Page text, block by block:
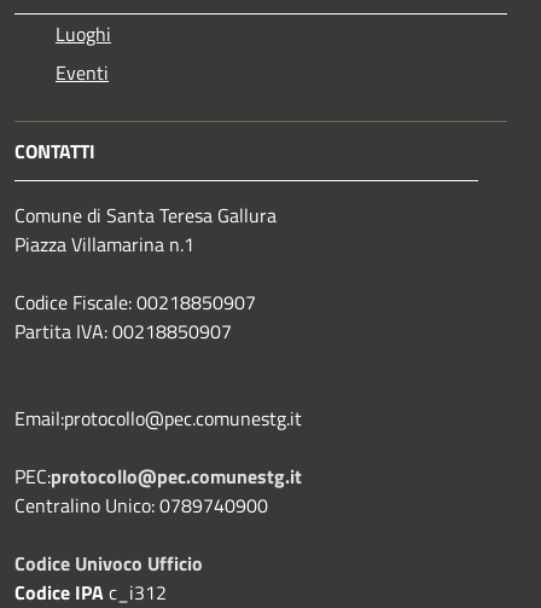
Luoghi
Eventi
CONTATTI
Comune di Santa Teresa Gallura
Piazza Villamarina n.1
Codice Fiscale: 00218850907
Partita IVA: 00218850907
Email:protocollo@pec.comunestg.it
PEC:protocollo@pec.comunestg.it
Centralino Unico: 0789740900
Codice Univoco Ufficio
Codice IPAc_i312